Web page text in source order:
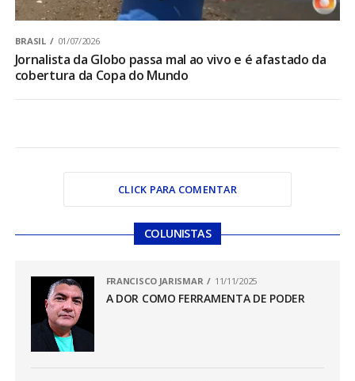
BRASIL 01/07/2026
Jornalista da Globo passa mal ao vivo e é afastado da
cobertura da Copa do Mundo
CLICK PARA COMENTAR
COLUNISTAS
FRANCISCO JARISMAR 11/11/2025
A DOR COMO FERRAMENTA DE PODER